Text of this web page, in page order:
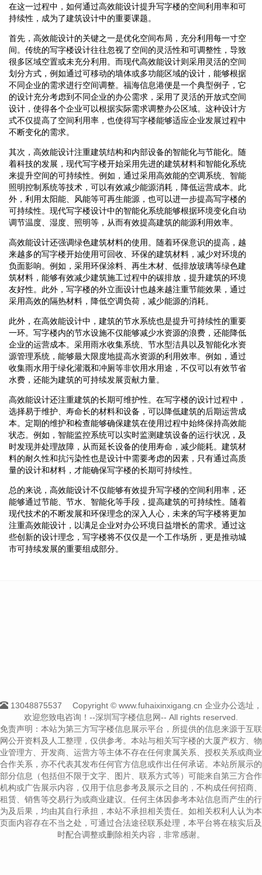
在这一过程中，如何通过高效能设计提升写字楼的空间利用率和可
持续性，成为了建筑设计中的重要课题。
首先，高效能设计的关键之一是优化空间布局，充分利用每一寸空
间。传统的写字楼设计往往忽视了空间的灵活性和可调整性，导致
很多区域空置或未充分利用。而现代高效能设计则采用灵活的空间
划分方式，例如通过可移动的墙体或多功能区域的设计，能够根据
不同企业的需求进行空间调整。福海信息港便是一个典型例子，它
的设计充分考虑到不同企业的办公需求，采用了灵活的开放式空间
设计，使得各个企业可以根据实际需求调整办公区域。这种设计方
式不仅提高了空间利用率，也使得写字楼能够适应企业发展过程中
不断变化的需求。
其次，高效能设计注重建筑结构和内部设备的智能化与节能化。随
着科技的发展，现代写字楼开始采用先进的建筑材料和智能化系统
来提升空间的可持续性。例如，通过采用高效能的空调系统、智能
照明控制系统等技术，可以有效减少能源消耗，降低运营成本。此
外，利用太阳能、风能等可再生能源，也可以进一步提高写字楼的
可持续性。现代写字楼设计中的智能化系统能够根据环境变化自动
调节温度、湿度、照明等，从而有效提高建筑的能源利用效率。
高效能设计还强调绿色建筑材料的使用。随着环保意识的提高，越
来越多的写字楼开始使用可回收、环保的建筑材料，减少对环境的
负面影响。例如，采用环保涂料、再生木材、低排放玻璃等绿色建
筑材料，能够有效减少建筑施工过程中的碳排放，提升建筑的环境
友好性。此外，写字楼的外立面设计也越来越注重节能效果，通过
采用高效的隔热材料，降低空调负荷，减少能源的消耗。
此外，在高效能设计中，建筑的节水系统也是提升可持续性的重要
一环。写字楼内的节水设施不仅能够减少水资源的浪费，还能降低
企业的运营成本。采用雨水收集系统、节水型洁具以及智能化水资
源管理系统，能够最大限度地提高水资源的利用效率。例如，通过
收集雨水用于绿化灌溉和冲厕等非饮用水用途，不仅可以有效节省
水费，还能为建筑的可持续发展贡献力量。
高效能设计还注重建筑的长期可维护性。在写字楼的设计过程中，
选择易于维护、寿命长的材料和设备，可以降低建筑的后期运营成
本。定期的维护和检查能够确保建筑在使用过程中始终保持高效能
状态。例如，智能监控系统可以实时监测建筑设备的运行状况，及
时发现并处理故障，从而延长设备的使用寿命，减少能耗。建筑材
料的耐久性和抗污染性也是设计中需要考虑的因素，只有通过高质
量的设计和材料，才能确保写字楼的长期可持续性。
总的来说，高效能设计不仅能够有效提升写字楼的空间利用率，还
能够通过节能、节水、智能化等手段，提高建筑的可持续性。随着
现代技术的不断发展和环保理念的深入人心，未来的写字楼将更加
注重高效能设计，以满足企业对办公环境日益增长的需求。通过这
些创新的设计理念，写字楼将不仅仅是一个工作场所，更是推动城
市可持续发展的重要组成部分。
13048875537
Copyright © www.fuhaixinxigang.cn 企业办公选址，
欢迎您致电咨询！--深圳写字楼信息网-- All rights reserved.
免责声明：本站为第三方写字楼信息展示平台，所提供的信息来源于互联
网公开资料及人工整理，仅供参考。本站与相关写字楼的大厦产权方、物
业管理方、开发商、运营方等主体不存在任何隶属关系、授权关系或商业
合作关系，亦不代表其发布任何官方信息或作出任何承诺。本站所展示的
部分信息（包括但不限于文字、图片、联系方式等）可能来自第三方合作
机构或广告展示内容，仅用于信息参考及展示之目的，不构成任何招商、
租赁、销售等交易行为或商业建议。任何主体因参考本站信息而产生的行
为及后果，均由其自行承担，本站不承担相关责任。如相关权利人认为本
页面内容存在不当之处，可通过合法途径联系处理，本平台将在核实后及
时配合调整或删除相关内容，非常感谢。